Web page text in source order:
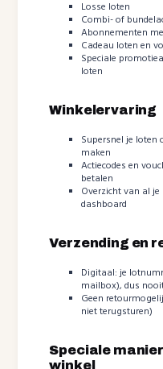
Losse loten
Combi- of
Abonnementen
Cadeau loten en
Speciale
loten
Winkelervaring
Supersnel je loten
maken
Actiecodes en
betalen
Overzicht van al
dashboard
Verzending en
Digitaal: je
mailbox), dus
Geen
niet terugsturen)
Speciale
winkel